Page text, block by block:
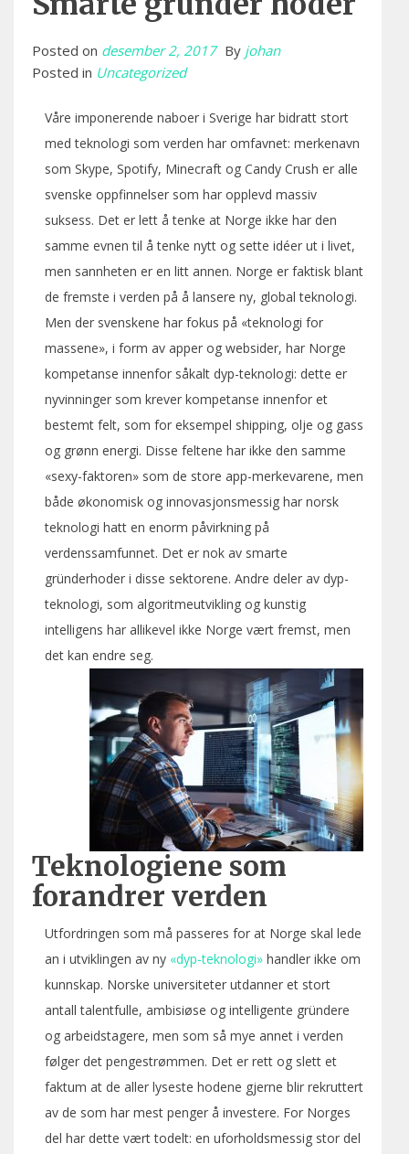
Posted on desember 2, 2017 By johan
Posted in Uncategorized
Våre imponerende naboer i Sverige har bidratt stort
med teknologi som verden har omfavnet: merkenavn
som Skype, Spotify, Minecraft og Candy Crush er alle
svenske oppfinnelser som har opplevd massiv
suksess. Det er lett å tenke at Norge ikke har den
samme evnen til å tenke nytt og sette idéer ut i livet,
men sannheten er en litt annen. Norge er faktisk blant
de fremste i verden på å lansere ny, global teknologi.
Men der svenskene har fokus på «teknologi for
massene», i form av apper og websider, har Norge
kompetanse innenfor såkalt dyp-teknologi: dette er
nyvinninger som krever kompetanse innenfor et
bestemt felt, som for eksempel shipping, olje og gass
og grønn energi. Disse feltene har ikke den samme
«sexy-faktoren» som de store app-merkevarene, men
både økonomisk og innovasjonsmessig har norsk
teknologi hatt en enorm påvirkning på
verdenssamfunnet. Det er nok av smarte
gründerhoder i disse sektorene. Andre deler av dyp-
teknologi, som algoritmeutvikling og kunstig
intelligens har allikevel ikke Norge vært fremst, men
det kan endre seg.
Teknologiene som
forandrer verden
Utfordringen som må passeres for at Norge skal lede
an i utviklingen av ny «dyp-teknologi» handler ikke om
kunnskap. Norske universiteter utdanner et stort
antall talentfulle, ambisiøse og intelligente gründere
og arbeidstagere, men som så mye annet i verden
følger det pengestrømmen. Det er rett og slett et
faktum at de aller lyseste hodene gjerne blir rekruttert
av de som har mest penger å investere. For Norges
del har dette vært todelt: en uforholdsmessig stor del